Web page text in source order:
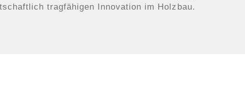
tragfähigen Innovation im Holzbau.